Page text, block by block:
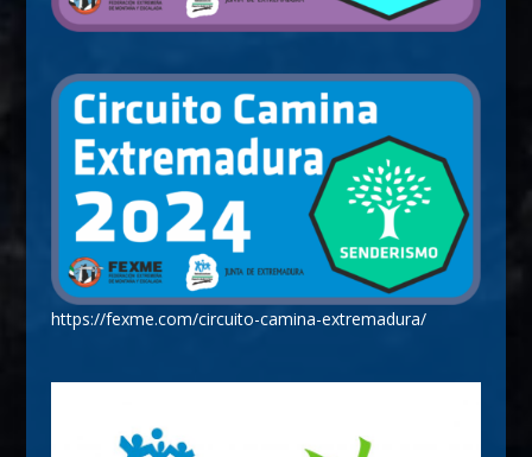
https://fexme.com/circuito-camina-extremadura/